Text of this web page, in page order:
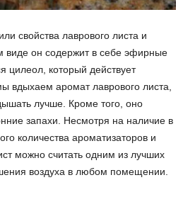
свойства лаврового листа и
виде он содержит в себе эфирные
цилеол, который действует
вдыхаем аромат лаврового листа,
лучше. Кроме того, оно
запахи. Несмотря на наличие в
количества ароматизаторов и
можно считать одним из лучших
воздуха в любом помещении.